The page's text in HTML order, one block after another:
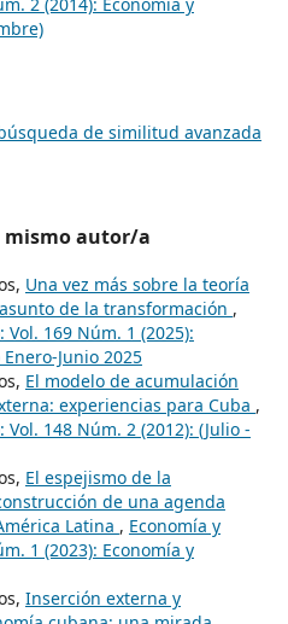
de similitud avanzada
mismo autor/a
Una vez más sobre la teoría
de la transformación ,
169 Núm. 1 (2025):
Junio 2025
El modelo de acumulación
experiencias para Cuba ,
148 Núm. 2 (2012): (Julio -
El espejismo de la
de una agenda
Latina , Economía y
1 (2023): Economía y
Inserción externa y